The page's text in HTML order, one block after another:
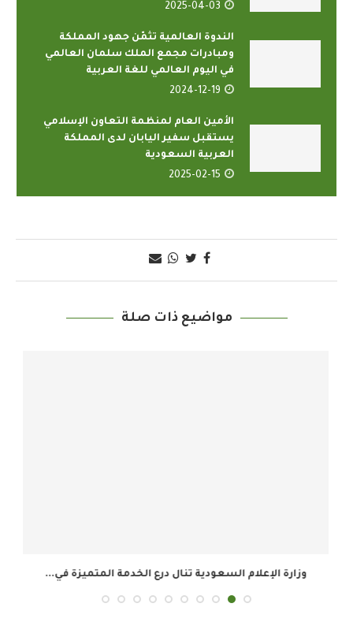
2025-04-03
الندوة العالمية تثمّن جهود المملكة
ومبادرات مجمع الملك سلمان العالمي
في اليوم العالمي للغة العربية
2024-12-19
الأمين العام لمنظمة التعاون الإسلامي
يستقبل سفير اليابان لدى المملكة
العربية السعودية
2025-02-15
مواضيع ذات صلة
وزارة الإعلام السعودية تنال درع الخدمة المتميزة في...